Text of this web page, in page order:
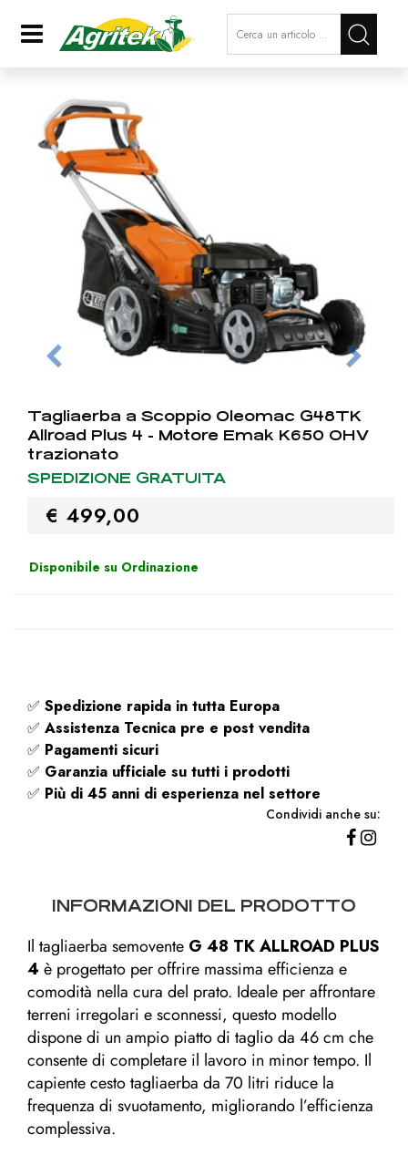
Open La modifica di un filtro
Tagliaerba a Scoppio Oleomac G48TK
Allroad Plus 4 - Motore Emak K650 OHV
trazionato
SPEDIZIONE GRATUITA
€ 499,00
Disponibile su Ordinazione
✅ Spedizione rapida in tutta Europa
✅ Assistenza Tecnica pre e post vendita
✅ Pagamenti sicuri
✅ Garanzia ufficiale su tutti i prodotti
✅ Più di 45 anni di esperienza nel settore
Condividi anche su:
INFORMAZIONI DEL PRODOTTO
Il tagliaerba semovente G 48 TK ALLROAD PLUS
4 è progettato per offrire massima efficienza e
comodità nella cura del prato. Ideale per affrontare
terreni irregolari e sconnessi, questo modello
dispone di un ampio piatto di taglio da 46 cm che
consente di completare il lavoro in minor tempo. Il
capiente cesto tagliaerba da 70 litri riduce la
frequenza di svuotamento, migliorando l’efficienza
complessiva.